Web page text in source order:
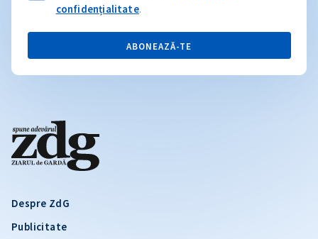
Despre ZdG
Publicitate
confidențialitate.
ABONEAZĂ-TE